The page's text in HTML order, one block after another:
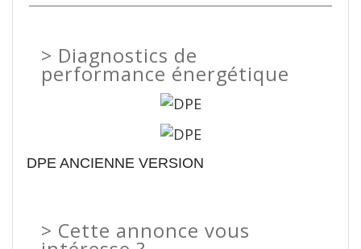
> Diagnostics de
performance énergétique
DPE ANCIENNE VERSION
> Cette annonce vous